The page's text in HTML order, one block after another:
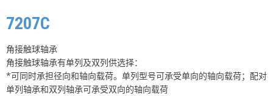
7207C
角接触球轴承
角接触球轴承有单列及双列供选择：
*可同时承担径向和轴向载荷。单列型号可承受单向的轴向载荷；配对
单列轴承和双列轴承可承受双向的轴向载荷